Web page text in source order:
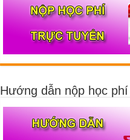
Hướng dẫn nộp học phí